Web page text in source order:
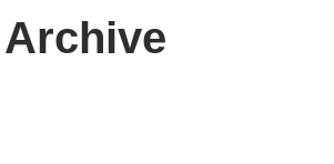
Archive